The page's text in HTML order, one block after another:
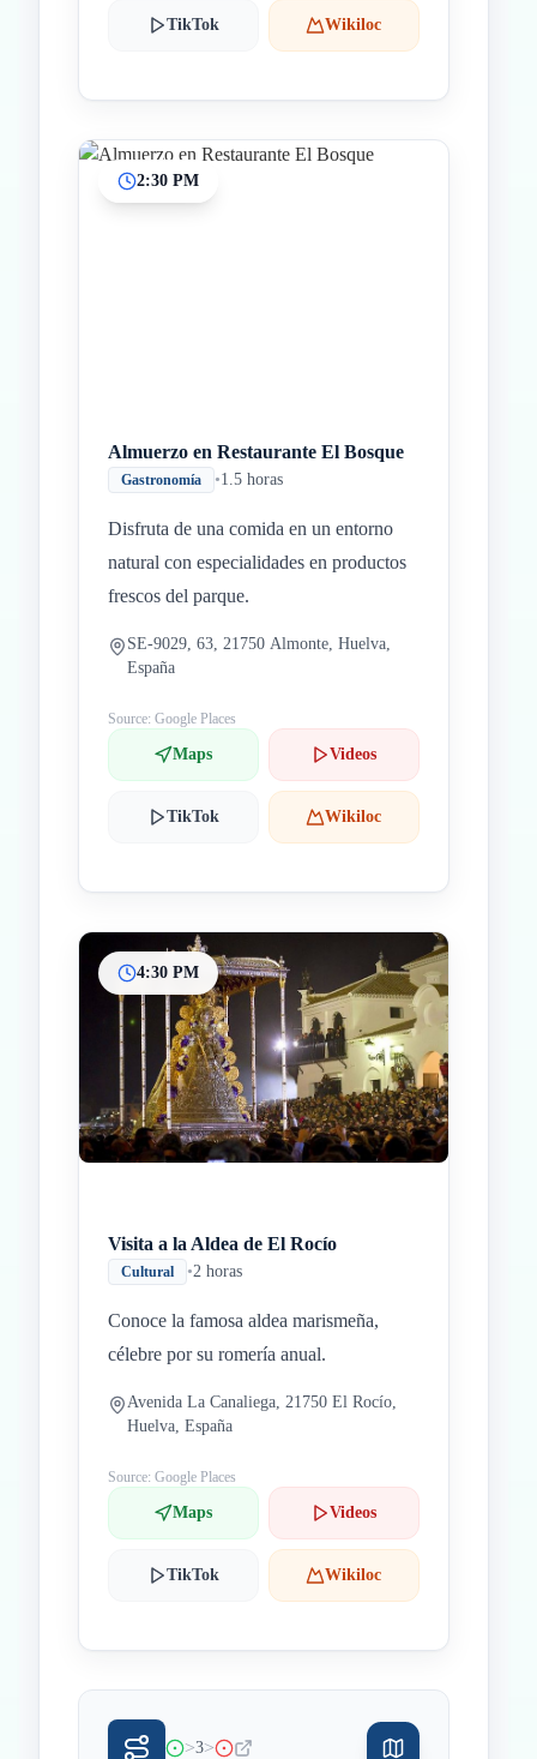
TikTok Wikiloc
2:30 PM
Almuerzo en Restaurante El Bosque
Gastronomía •1.5 horas
Disfruta de una comida en un entorno
natural con especialidades en productos
frescos del parque.
SE-9029, 63, 21750 Almonte, Huelva,
España
Source: Google Places
Maps Videos
TikTok Wikiloc
4:30 PM
Visita a la Aldea de El Rocío
Cultural •2 horas
Conoce la famosa aldea marismeña,
célebre por su romería anual.
Avenida La Canaliega, 21750 El Rocío,
Huelva, España
Source: Google Places
Maps Videos
TikTok Wikiloc
>3>